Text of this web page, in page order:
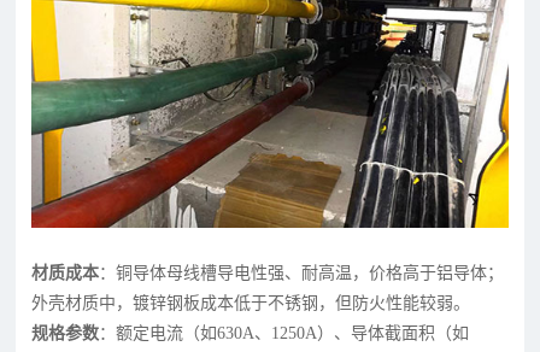
材质成本：铜导体母线槽导电性强、耐高温，价格高于铝导体；
外壳材质中，镀锌钢板成本低于不锈钢，但防火性能较弱。
规格参数：额定电流（如630A、1250A）、导体截面积（如